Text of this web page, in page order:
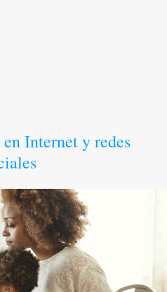
Internet y redes